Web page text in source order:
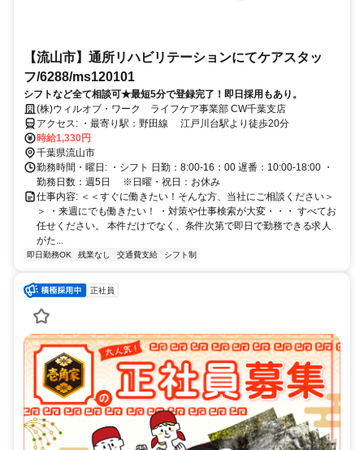
【流山市】通所リハビリテーションにてケアスタッ
フ/6288/ms120101
シフトなど全て相談可★最短5分で登録完了！即日採用もあり。
(株)ウィルオブ・ワーク ライフケア事業部 CW千葉支店
アクセス: ・最寄り駅：野田線 江戸川台駅より徒歩20分
時給1,330円
千葉県流山市
勤務時間・曜日: ・シフト 日勤：8:00-16：00 遅番：10:00-18:00 ・
勤務日数：週5日 ※日曜・祝日：お休み
仕事内容: ＜＜すぐに働きたい！そんな方、当社にご相談ください＞
＞ ・来週にでも働きたい！ ・対策や仕事検索が大変・・・ すべてお
任せください。 本件だけでなく、条件次第で即日で勤務できる求人
がた...
即日勤務OK 残業なし 交通費支給 シフト制
正社員